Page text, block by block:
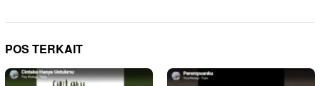
POS TERKAIT